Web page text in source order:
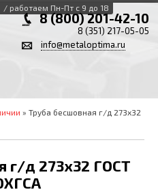
/ работаем Пн-Пт с 9 до 18
8 (800) 201-42-10
8 (351) 217-05-05
info@metaloptima.ru
» Труба бесшовная г/д 273х32
г/д 273х32 ГОСТ